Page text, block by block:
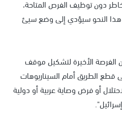
دون توظيف الفرص المتاحة،
هذا النحو سيؤدي إلى وضع سيئ
الفرصة الأخيرة لتشكيل موقف
الطريق أمام السيناريوهات
أو فرض وصاية عربية أو دولية